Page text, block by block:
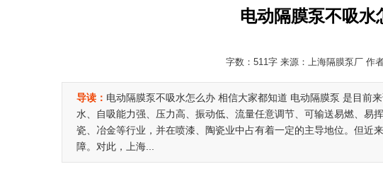
电动隔膜泵不吸水
字数：511字 来源：上海隔膜泵厂 作
导读： 电动隔膜泵不吸水怎么办 相信大家都知道 电动隔膜泵 是目前
水、自吸能力强、压力高、振动低、流量任意调节、可输送易燃、易
瓷、冶金等行业，并在喷漆、陶瓷业中占有着一定的主导地位。但近
障。对此，上海...